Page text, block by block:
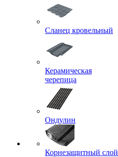
Сланец кровельный
Керамическая
черепица
Ондулин
Корнезащитный слой